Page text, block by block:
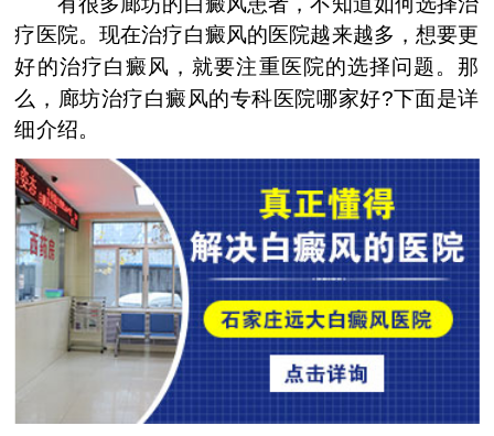
疗医院。现在治疗白癜风的医院越来越多，想要更
好的治疗白癜风，就要注重医院的选择问题。那
么，廊坊治疗白癜风的专科医院哪家好?下面是详
细介绍。